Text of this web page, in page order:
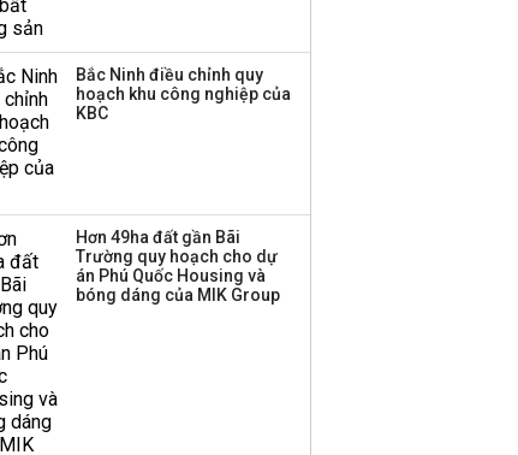
Bắc Ninh điều chỉnh quy
hoạch khu công nghiệp của
KBC
Hơn 49ha đất gần Bãi
Trường quy hoạch cho dự
án Phú Quốc Housing và
bóng dáng của MIK Group